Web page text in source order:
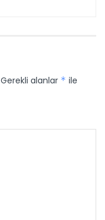
Gerekli alanlar * ile